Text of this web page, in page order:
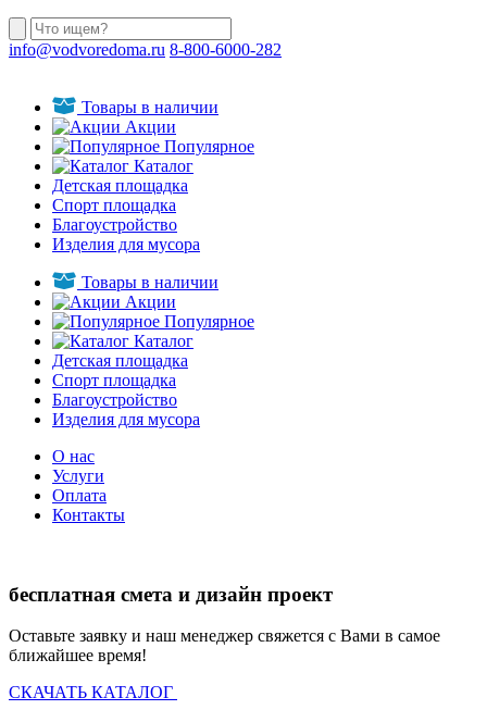
info@vodvoredoma.ru 8-800-6000-282
Товары в наличии
Акции
Популярное
Каталог
Детская площадка
Спорт площадка
Благоустройство
Изделия для мусора
Товары в наличии
Акции
Популярное
Каталог
Детская площадка
Спорт площадка
Благоустройство
Изделия для мусора
О нас
Услуги
Оплата
Контакты
бесплатная смета и дизайн проект
Оставьте заявку и наш менеджер свяжется с Вами в самое
ближайшее время!
СКАЧАТЬ КАТАЛОГ